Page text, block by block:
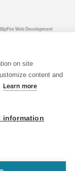
SlipFire Web Development
on site
content and
Learn more
information